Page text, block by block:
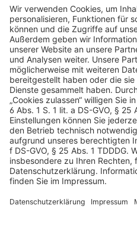
AGB Datenschutz
Sicherheitshinweis